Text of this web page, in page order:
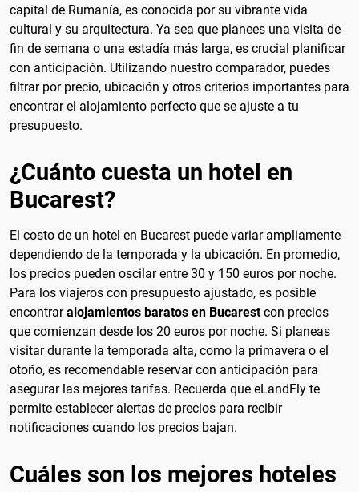
capital de Rumanía, es conocida por su vibrante vida
cultural y su arquitectura. Ya sea que planees una visita de
fin de semana o una estadía más larga, es crucial planificar
con anticipación. Utilizando nuestro comparador, puedes
filtrar por precio, ubicación y otros criterios importantes para
encontrar el alojamiento perfecto que se ajuste a tu
presupuesto.
¿Cuánto cuesta un hotel en
Bucarest?
El costo de un hotel en Bucarest puede variar ampliamente
dependiendo de la temporada y la ubicación. En promedio,
los precios pueden oscilar entre 30 y 150 euros por noche.
Para los viajeros con presupuesto ajustado, es posible
encontraralojamientos baratos en Bucarestcon precios
que comienzan desde los 20 euros por noche. Si planeas
visitar durante la temporada alta, como la primavera o el
otoño, es recomendable reservar con anticipación para
asegurar las mejores tarifas. Recuerda que eLandFly te
permite establecer alertas de precios para recibir
notificaciones cuando los precios bajan.
Cuáles son los mejores hoteles